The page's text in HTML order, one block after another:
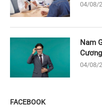
04/08/
Nam
04/08/
FACEBOOK